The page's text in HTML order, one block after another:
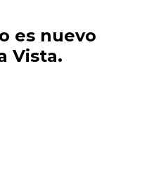
es nuevo
Vista.